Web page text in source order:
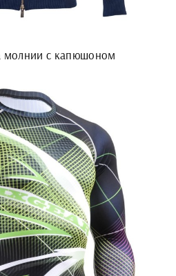
молнии с капюшоном